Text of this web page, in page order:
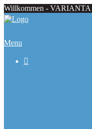
Willkommen - VARIANTA
Menu
